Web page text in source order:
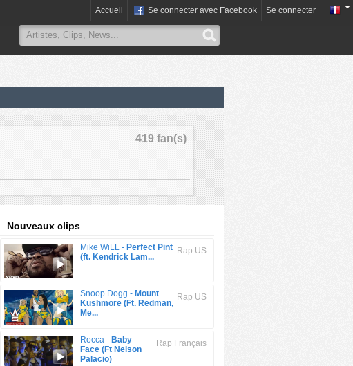
Accueil Se connecter avec Facebook Se connecter
419 fan(s)
Nouveaux clips
Rap US
Mike WiLL - Perfect Pint
(ft. Kendrick Lam...
Rap US
Snoop Dogg - Mount
Kushmore (Ft. Redman,
Me...
Rap Français
Rocca - Baby
Face (Ft Nelson
Palacio)